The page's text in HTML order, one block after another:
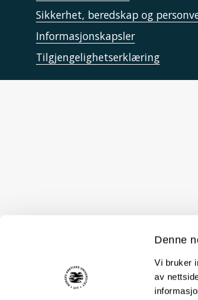
Denne
Vi bruker
av
Sikkerhet, beredskap og
Informasjonskapsler
Tilgjengelighetserklæring